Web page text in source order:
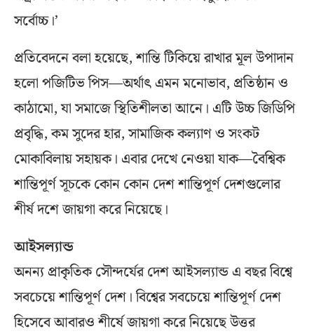
সর্বোচ্চ।’
প্রতিবেদনে বলা হয়েছে, শান্তি টিকিয়ে রাখার মূল উপাদান
হলো পজিটিভ পিস—অর্থাৎ এমন মনোভাব, প্রতিষ্ঠান ও
কাঠামো, যা সমাজে স্থিতিশীলতা আনে। এটি উচ্চ জিডিপি
প্রবৃদ্ধি, কম সুদের হার, সামাজিক কল্যাণ ও সংকট
মোকাবিলায় সহায়ক। এবার দেখে নেওয়া যাক—বৈশ্বিক
শান্তিপূর্ণ সূচকে কোন কোন দেশ শান্তিপূর্ণ দেশগুলোর
শীর্ষ দশে জায়গা করে নিয়েছে।
আইসল্যান্ড
অনন্য প্রাকৃতিক সৌন্দর্যের দেশ আইসল্যান্ড এ বছর বিশ্বে
সবচেয়ে শান্তিপূর্ণ দেশ। বিশ্বের সবচেয়ে শান্তিপূর্ণ দেশ
হিসেবে আবারও শীর্ষে জায়গা করে নিয়েছে উত্তর